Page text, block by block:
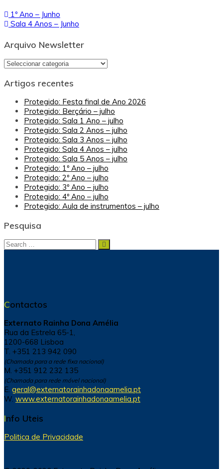
Navegação
de
artigos
1º Ano – Junho
Sala 4 Anos – Junho
Arquivo Newsletter
Arquivo
Artigos recentes
Protegido: Festa final de Ano 2026
Protegido: Berçário – julho
Protegido: Sala 1 Ano – julho
Protegido: Sala 2 Anos – julho
Protegido: Sala 3 Anos – julho
Protegido: Sala 4 Anos – julho
Protegido: Sala 5 Anos – julho
Protegido: 1º Ano – julho
Protegido: 2º Ano – julho
Protegido: 3º Ano – julho
Protegido: 4º Ano – julho
Protegido: Aula de instrumentos – julho
Pesquisa
Search
Search
Contactos
Externato Rainha Dona Amélia
Rua da Estrela 65-1,
1200-668 Lisboa
T. +351 213 942 090
(Chamada para a rede fixa nacional)
M. +351 912 232 135
(Chamada para rede móvel nacional)
E. geral@externatorainhadonaamelia.pt
W. www.externatorainhadonaamelia.pt
Info Uteis
Politica de Privacidade